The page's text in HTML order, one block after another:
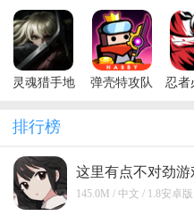
新版本
限技能破解
版
游
灵魂猎手地
最新版本
(Soul
Huntress)
弹壳特攻队
忍者
排行榜
这里有点不对劲游
Off Here) 1.8安卓版
145.0M / 中文 / 1.8安卓版